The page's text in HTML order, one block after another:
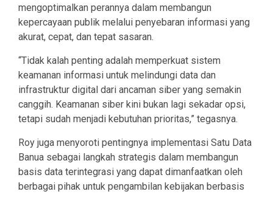
mengoptimalkan perannya dalam membangun
kepercayaan publik melalui penyebaran informasi yang
akurat, cepat, dan tepat sasaran.
“Tidak kalah penting adalah memperkuat sistem
keamanan informasi untuk melindungi data dan
infrastruktur digital dari ancaman siber yang semakin
canggih. Keamanan siber kini bukan lagi sekadar opsi,
tetapi sudah menjadi kebutuhan prioritas,” tegasnya.
Roy juga menyoroti pentingnya implementasi Satu Data
Banua sebagai langkah strategis dalam membangun
basis data terintegrasi yang dapat dimanfaatkan oleh
berbagai pihak untuk pengambilan kebijakan berbasis